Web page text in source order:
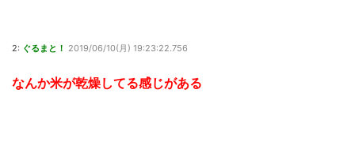
2: ぐるまと！ 2019/06/10(月) 19:23:22.756
なんか米が乾燥してる感じがある